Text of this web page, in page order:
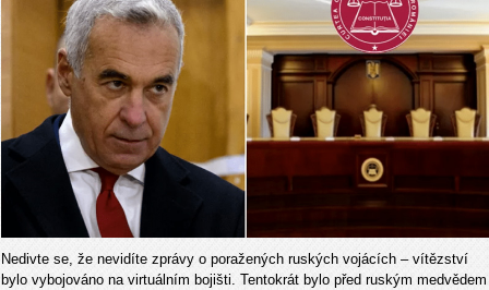
Nedivte se, že nevidíte zprávy o poražených ruských vojácích – vítězství
bylo vybojováno na virtuálním bojišti. Tentokrát bylo před ruským medvědem